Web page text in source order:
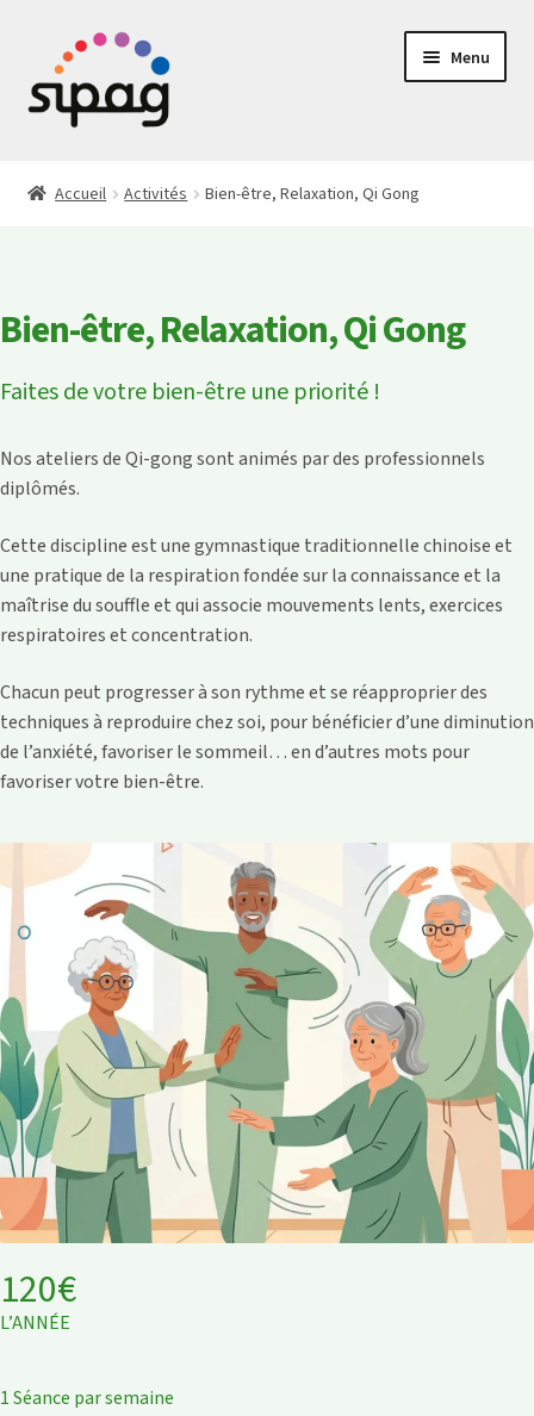
la
navigation
contenu
Menu
Aidants
Contact
Accueil Activités Bien-être, Relaxation, Qi Gong
Bien-être, Relaxation, Qi Gong
Faites de votre bien-être une priorité !
Nos ateliers de Qi-gong sont animés par des professionnels
diplômés.
Cette discipline est une gymnastique traditionnelle chinoise et
une pratique de la respiration fondée sur la connaissance et la
maîtrise du souffle et qui associe mouvements lents, exercices
respiratoires et concentration.
Chacun peut progresser à son rythme et se réapproprier des
techniques à reproduire chez soi, pour bénéficier d’une diminution
de l’anxiété, favoriser le sommeil… en d’autres mots pour
favoriser votre bien-être.
120€
L’ANNÉE
1 Séance par semaine